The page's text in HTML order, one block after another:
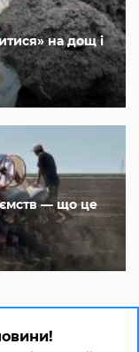
на дощ і
— що це